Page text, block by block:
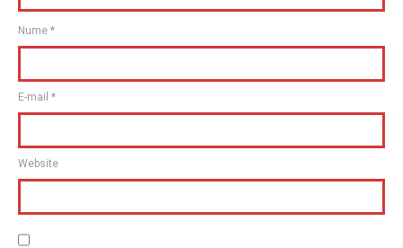
Nume *
E-mail *
Website